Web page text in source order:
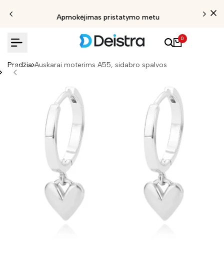
Apmokėjimas pristatymo metu
0
Pradžia Auskarai moterims A55, sidabro spalvos